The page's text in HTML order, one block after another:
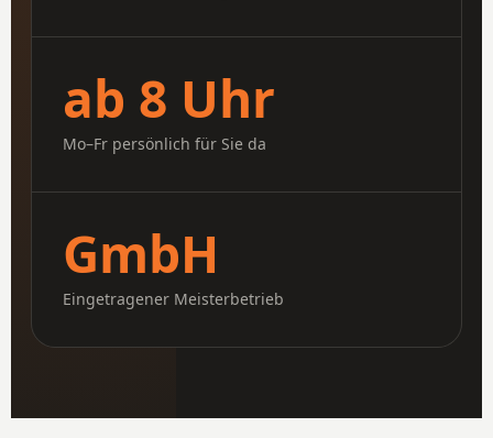
ab 8 Uhr
Mo–Fr persönlich für Sie da
GmbH
Eingetragener Meisterbetrieb